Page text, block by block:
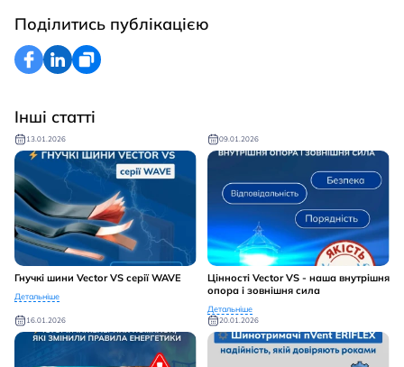
Поділитись публікацією
Інші статті
13.01.2026
Гнучкі шини Vector VS серії WAVE
Детальніше
09.01.2026
Цінності Vector VS - наша внутрішня
опора і зовнішня сила
Детальніше
16.01.2026 20.01.2026